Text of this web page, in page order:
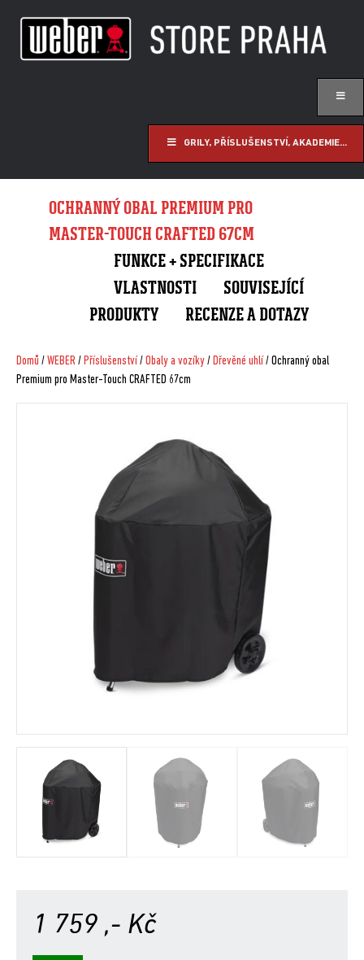
GRILY, PŘÍSLUŠENSTVÍ, AKADEMIE...
OCHRANNÝ OBAL PREMIUM PRO
MASTER-TOUCH CRAFTED 67CM
FUNKCE + SPECIFIKACE
VLASTNOSTI
SOUVISEJÍCÍ
PRODUKTY
RECENZE A DOTAZY
Domů /WEBER/ Příslušenství/Obaly a vozíky/ Dřevěné uhlí/ Ochranný obal
Premium pro Master-Touch CRAFTED 67cm
1 759 ,- Kč